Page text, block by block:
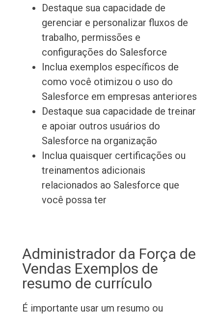
Destaque sua capacidade de
gerenciar e personalizar fluxos de
trabalho, permissões e
configurações do Salesforce
Inclua exemplos específicos de
como você otimizou o uso do
Salesforce em empresas anteriores
Destaque sua capacidade de treinar
e apoiar outros usuários do
Salesforce na organização
Inclua quaisquer certificações ou
treinamentos adicionais
relacionados ao Salesforce que
você possa ter
Administrador da Força de
Vendas Exemplos de
resumo de currículo
É importante usar um resumo ou